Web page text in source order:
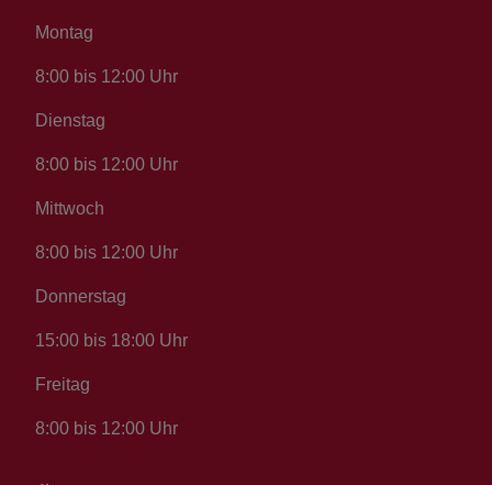
Montag
8:00 bis 12:00 Uhr
Dienstag
8:00 bis 12:00 Uhr
Mittwoch
8:00 bis 12:00 Uhr
Donnerstag
15:00 bis 18:00 Uhr
Freitag
8:00 bis 12:00 Uhr